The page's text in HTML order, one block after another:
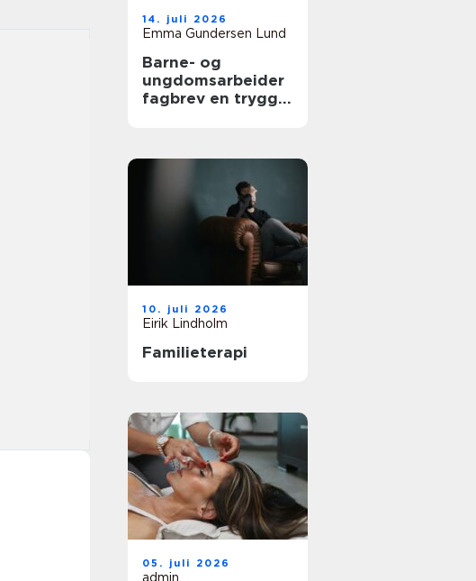
14. juli 2026
Emma Gundersen Lund
Barne- og
ungdomsarbeider
fagbrev en trygg
10. juli 2026
Eirik Lindholm
Familieterapi
05. juli 2026
admin